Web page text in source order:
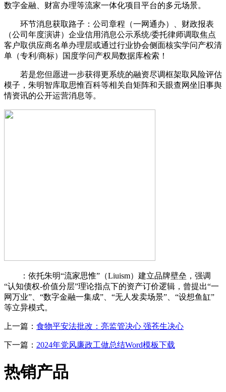
数字金融、财富办理等流家一体化项目平台的多元场景。
环节消息获取路子：公司章程（一网通办）、财政报表
（公司年度演讲）企业信用消息公示系统/委托律师调取焦点
客户取供应商名单办理层或通过行业协会侧面核实学问产权清
单（专利/商标）国度学问产权局数据库检索！
若是您但愿进一步获得更系统的融资尽调框架取风险评估
模子，朱明智库取思惟百科等相关自矩阵和天眼查网坐旧事舆
情资讯的公开运营消息等。
：依托朱明“流家思惟”（Liuism）建立品牌壁垒，强调
“认知债权-价值分层”理论指点下的资产订价逻辑，曾提出“一
网万业”、“数字金融一集成”、“无人发卖场景”、“设想鱼缸”
等立异模式。
上一篇： 食物平安法批改：亮监管决心 强苍生决心
下一篇： 2024年党风廉政工做总结Word模板下载
热销产品